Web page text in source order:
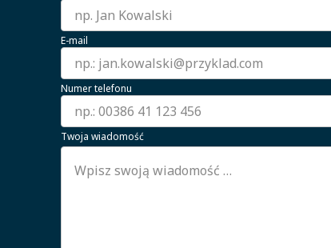
E-mail
Numer telefonu
Twoja wiadomość